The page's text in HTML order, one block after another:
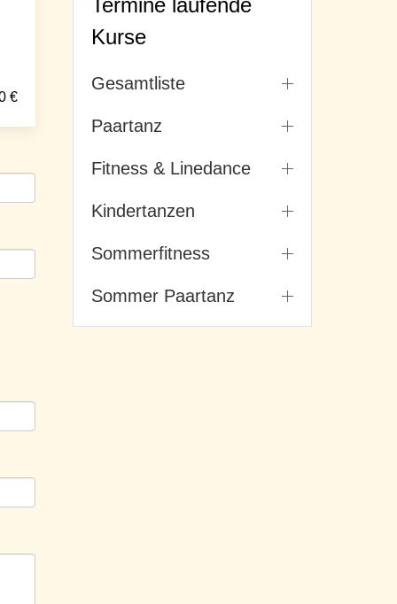
€
Termine laufende
Kurse
Gesamtliste
Paartanz
Fitness & Linedance
Kindertanzen
Sommerfitness
Sommer Paartanz